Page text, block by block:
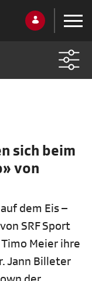
sich beim
von
dem Eis –
SRF Sport
Meier ihre
Jann Billeter